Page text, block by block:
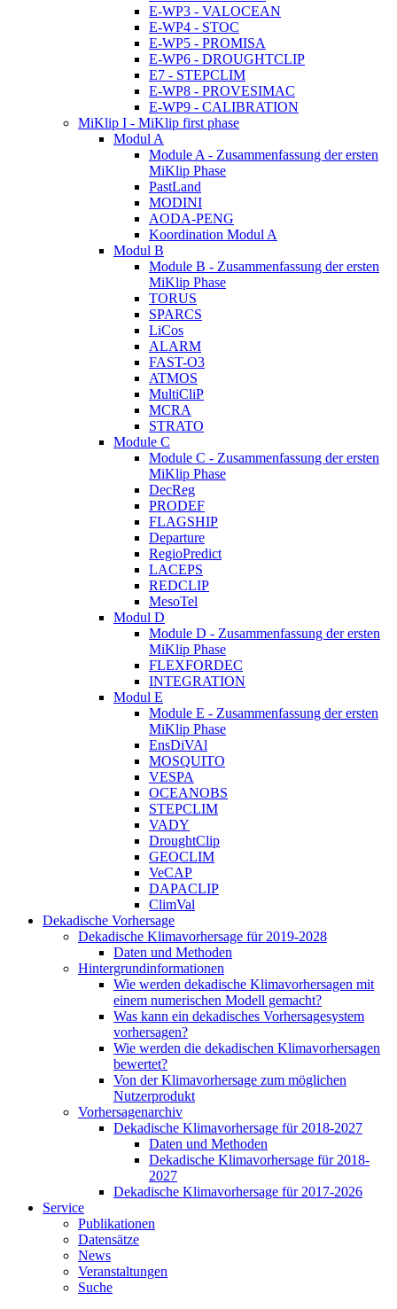
E-WP3 - VALOCEAN
E-WP4 - STOC
E-WP5 - PROMISA
E-WP6 - DROUGHTCLIP
E7 - STEPCLIM
E-WP8 - PROVESIMAC
E-WP9 - CALIBRATION
MiKlip I - MiKlip first phase
Modul A
Module A - Zusammenfassung der ersten
MiKlip Phase
PastLand
MODINI
AODA-PENG
Koordination Modul A
Modul B
Module B - Zusammenfassung der ersten
MiKlip Phase
TORUS
SPARCS
LiCos
ALARM
FAST-O3
ATMOS
MultiCliP
MCRA
STRATO
Module C
Module C - Zusammenfassung der ersten
MiKlip Phase
DecReg
PRODEF
FLAGSHIP
Departure
RegioPredict
LACEPS
REDCLIP
MesoTel
Modul D
Module D - Zusammenfassung der ersten
MiKlip Phase
FLEXFORDEC
INTEGRATION
Modul E
Module E - Zusammenfassung der ersten
MiKlip Phase
EnsDiVAl
MOSQUITO
VESPA
OCEANOBS
STEPCLIM
VADY
DroughtClip
GEOCLIM
VeCAP
DAPACLIP
ClimVal
Dekadische Vorhersage
Dekadische Klimavorhersage für 2019-2028
Daten und Methoden
Hintergrundinformationen
Wie werden dekadische Klimavorhersagen mit
einem numerischen Modell gemacht?
Was kann ein dekadisches Vorhersagesystem
vorhersagen?
Wie werden die dekadischen Klimavorhersagen
bewertet?
Von der Klimavorhersage zum möglichen
Nutzerprodukt
Vorhersagenarchiv
Dekadische Klimavorhersage für 2018-2027
Daten und Methoden
Dekadische Klimavorhersage für 2018-
2027
Dekadische Klimavorhersage für 2017-2026
Service
Publikationen
Datensätze
News
Veranstaltungen
Suche